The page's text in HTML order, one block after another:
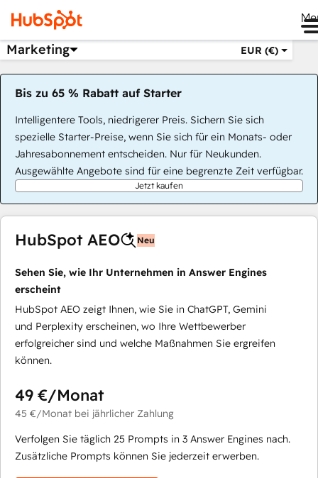
Marketing EUR (€)
Bis zu 65 % Rabatt auf Starter
Intelligentere Tools, niedrigerer Preis. Sichern Sie sich
spezielle Starter-Preise, wenn Sie sich für ein Monats- oder
Jahresabonnement entscheiden. Nur für Neukunden.
Ausgewählte Angebote sind für eine begrenzte Zeit verfügbar.
Jetzt kaufen
HubSpot AEO Neu
Sehen Sie, wie Ihr Unternehmen in Answer Engines
erscheint
HubSpot AEO zeigt Ihnen, wie Sie in ChatGPT, Gemini
und Perplexity erscheinen, wo Ihre Wettbewerber
erfolgreicher sind und welche Maßnahmen Sie ergreifen
können.
49 €/Monat
45 €/Monat bei jährlicher Zahlung
Verfolgen Sie täglich 25 Prompts in 3 Answer Engines nach.
Zusätzliche Prompts können Sie jederzeit erwerben.